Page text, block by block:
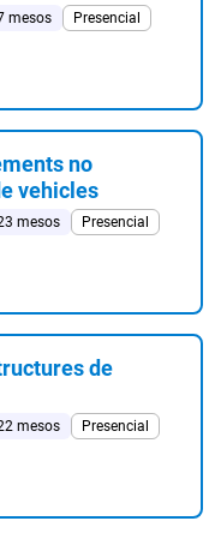
mesos
Presencial
no
vehicles
mesos
Presencial
de
mesos
Presencial